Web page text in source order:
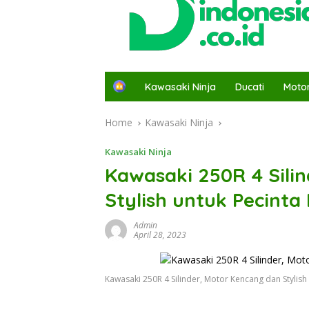
H
e
Kawasaki Ninja Ducati
Home Kawasaki Ninja
Kawasaki Ninja
Kawasaki 250R 4
Stylish untuk Pecinta
Admin
April 28, 2023
Kawasaki 250R 4 Silinder, Motor Kencang dan